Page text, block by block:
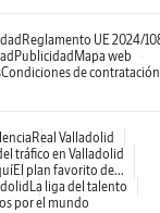
Reglamento UE 2024/
Publicidad Mapa web
Condiciones de contratación
Real Valladolid
tráfico en Valladolid
El plan favorito de...
La liga del talento
por el mundo